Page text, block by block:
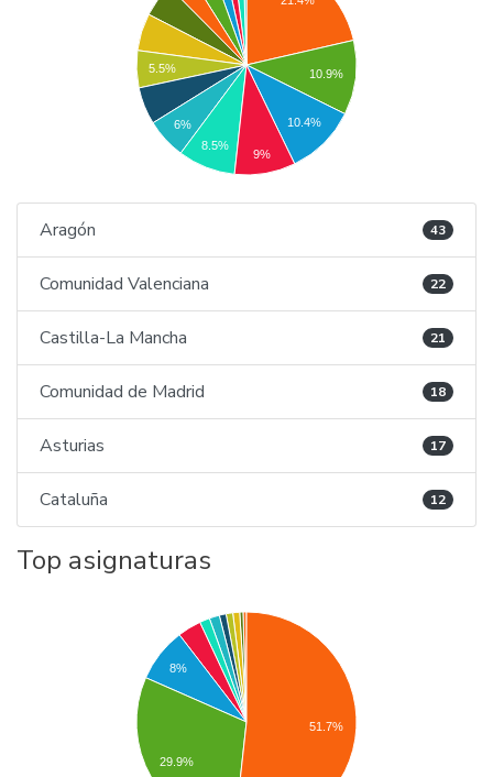
10.9%
10.4%
5.5%
6%
8.5%
9%
Aragón 43
Comunidad Valenciana 22
Castilla-La Mancha 21
Comunidad de Madrid 18
Asturias 17
Cataluña 12
Top asignaturas
8%
29.9%
51.7%